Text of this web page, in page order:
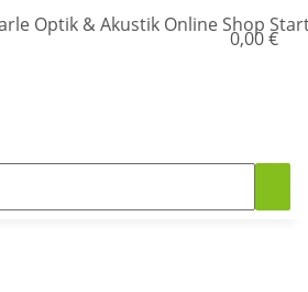
0,00 €